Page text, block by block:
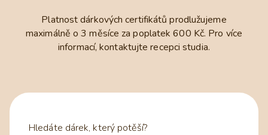
Platnost dárkových certifikátů prodlužujeme
maximálně o 3 měsíce za poplatek 600 Kč. Pro více
informací, kontaktujte recepci studia.
Hledáte dárek, který potěší?